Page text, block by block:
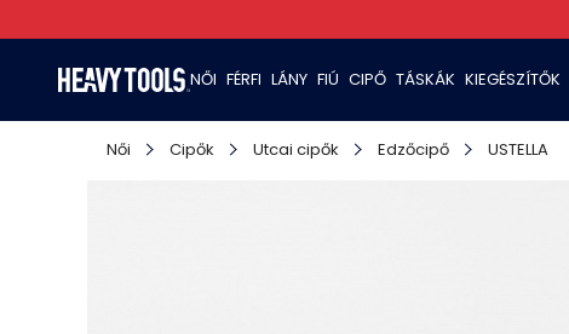
NŐI FÉRFI LÁNY FIÚ CIPŐ TÁSKÁK KIEGÉSZÍTŐK
Női Cipők Utcai cipők Edzőcipő USTELLA